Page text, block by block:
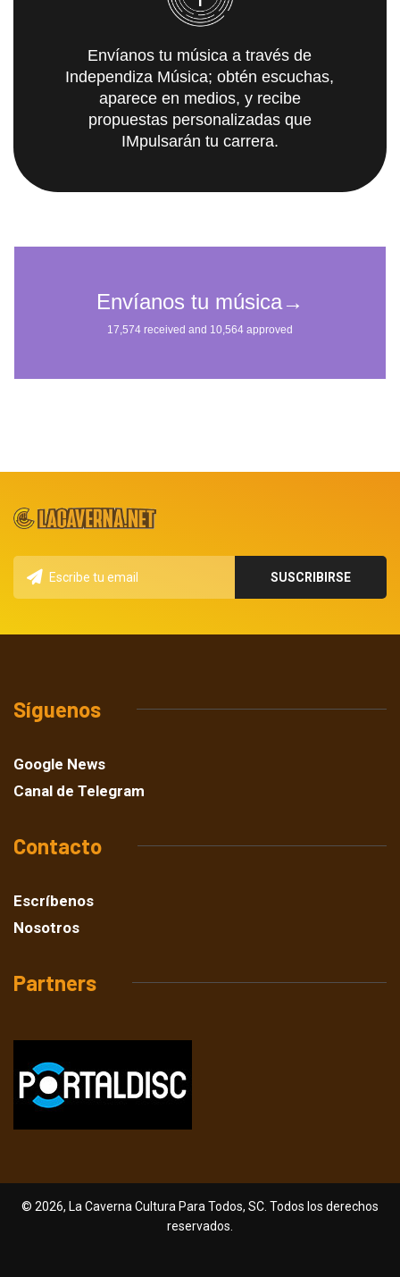
Envíanos tu música a través de
Independiza Música; obtén escuchas,
aparece en medios, y recibe
propuestas personalizadas que
IMpulsarán tu carrera.
Síguenos
Google News
Canal de Telegram
Contacto
Escríbenos
Nosotros
Partners
© 2026, La Caverna Cultura Para Todos, SC. Todos los derechos
reservados.